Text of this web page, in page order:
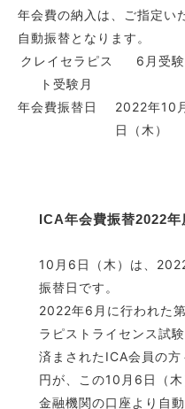
年会費の納入は、ご指定い
自動振替となります。
クレイセラピス
ト受験月
6月受験
年会費振替日
2022年10
日（木）
ICA年会費振替2022年
10月6日（木）は、
振替日です。
2022年6月に行われた
ラピストライセンス試
済まされたICA会員の
円が、この10月6日（
金融機関の口座より自